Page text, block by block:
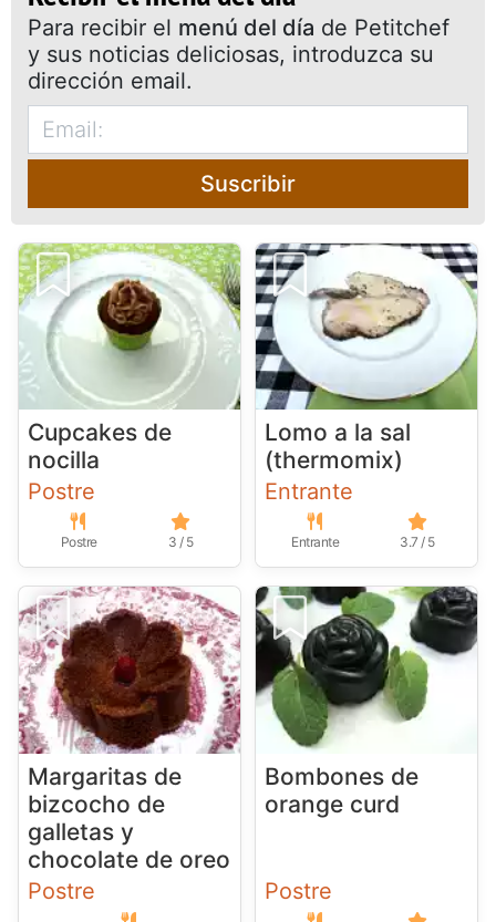
Para recibir el menú del día de Petitchef
y sus noticias deliciosas, introduzca su
dirección email.
Suscribir
Cupcakes de
nocilla
Postre
Postre 3 / 5
Lomo a la sal
(thermomix)
Entrante
Entrante 3.7 / 5
Margaritas de
bizcocho de
galletas y
chocolate de oreo
Postre
Bombones de
orange curd
Postre